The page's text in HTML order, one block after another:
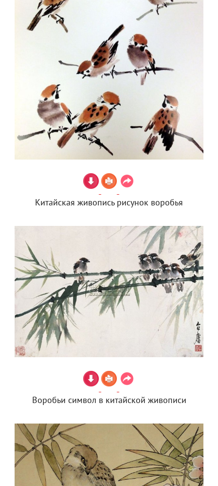
Китайская живопись рисунок воробья
Воробьи символ в китайской живописи